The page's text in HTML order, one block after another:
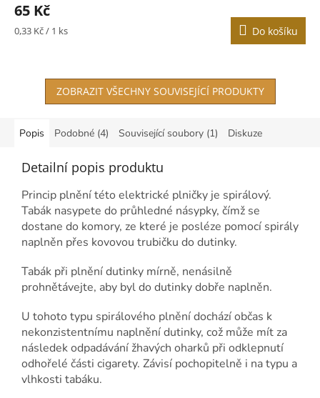
65 Kč
Měrná
0,33 Kč / 1 ks Do košíku
ZOBRAZIT VŠECHNY SOUVISEJÍCÍ PRODUKTY
Popis Podobné (4) Související soubory (1) Diskuze
Detailní popis produktu
Princip plnění této elektrické plničky je spirálový.
Tabák nasypete do průhledné násypky, čímž se
dostane do komory, ze které je posléze pomocí spirály
naplněn přes kovovou trubičku do dutinky.
Tabák při plnění dutinky mírně, nenásilně
prohnětávejte, aby byl do dutinky dobře naplněn.
U tohoto typu spirálového plnění dochází občas k
nekonzistentnímu naplnění dutinky, což může mít za
následek odpadávání žhavých oharků při odklepnutí
odhořelé části cigarety. Závisí pochopitelně i na typu a
vlhkosti tabáku.